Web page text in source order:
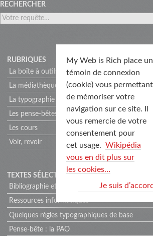
RECHERCHER
RUBRIQUES
La boîte à outils
La médiathèque
La typographie
Les pense-bêtes
Les cours
Voir, revoir
TEXTES SÉLECTIONNÉS
Bibliographie et webographie
Ressources informatiques
Quelques règles typographiques de base
Pense-bête : la PAO
My Web is Rich place un
témoin de connexion
(cookie) vous permettant
de mémoriser votre
navigation sur ce site. Il
vous remercie de votre
consentement pour
cet usage. Wikipédia
vous en dit plus sur
les cookies…
Je suis